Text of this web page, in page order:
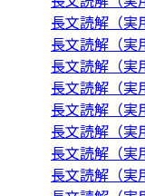
長文読解（実
長文読解（実
長文読解（実
長文読解（実
長文読解（実
長文読解（実
長文読解（実
長文読解（実